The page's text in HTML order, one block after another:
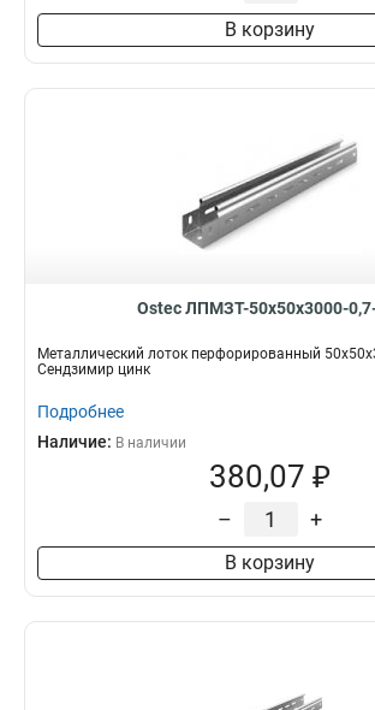
В корзину
Ostec ЛПМЗТ-50х50х3000-
Металлический лоток перфорированный
Сендзимир цинк
Подробнее
Наличие: В наличии
380,07 ₽
– +
В корзину